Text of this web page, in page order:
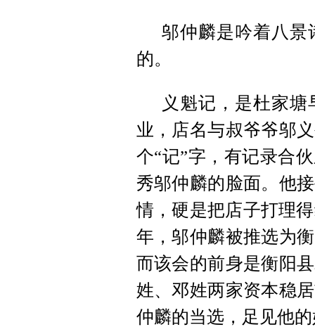
邬仲麟是吟着八景
的。
义魁记，是杜家
业，店名与叔爷爷邬
个“记”字，有记录合
秀邬仲麟的脸面。他
情，硬是把店子打理
年，邬仲麟被推选为
而该会的前身是衡阳
姓、邓姓两家资本稳
仲麟的当选，足见他